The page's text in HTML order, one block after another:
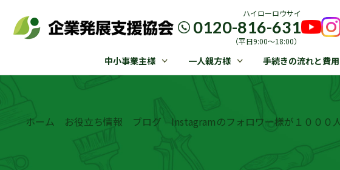
ハイローロウサイ
0120-816-631
（平日9:00〜18:00）
中小事業主様 一人親方様 手続きの流れと費用
ホーム お役立ち情報 ブログ Instagramのフォロワー様が１０００